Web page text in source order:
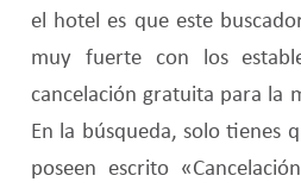
el hotel es que este
muy fuerte con los
cancelación gratuita para la
En la búsqueda, solo tienes
poseen escrito